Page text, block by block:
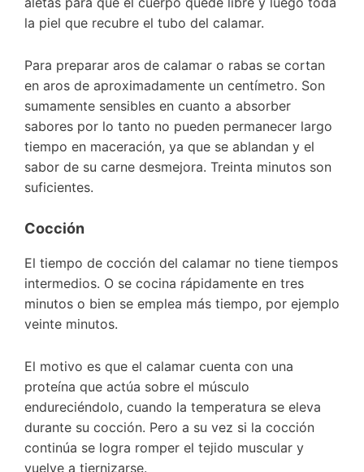
la piel que recubre el tubo del calamar.
Para preparar aros de calamar o rabas se cortan
en aros de aproximadamente un centímetro. Son
sumamente sensibles en cuanto a absorber
sabores por lo tanto no pueden permanecer largo
tiempo en maceración, ya que se ablandan y el
sabor de su carne desmejora. Treinta minutos son
suficientes.
Cocción
El tiempo de cocción del calamar no tiene tiempos
intermedios. O se cocina rápidamente en tres
minutos o bien se emplea más tiempo, por ejemplo
veinte minutos.
El motivo es que el calamar cuenta con una
proteína que actúa sobre el músculo
endureciéndolo, cuando la temperatura se eleva
durante su cocción. Pero a su vez si la cocción
continúa se logra romper el tejido muscular y
vuelve a tiernizarse.